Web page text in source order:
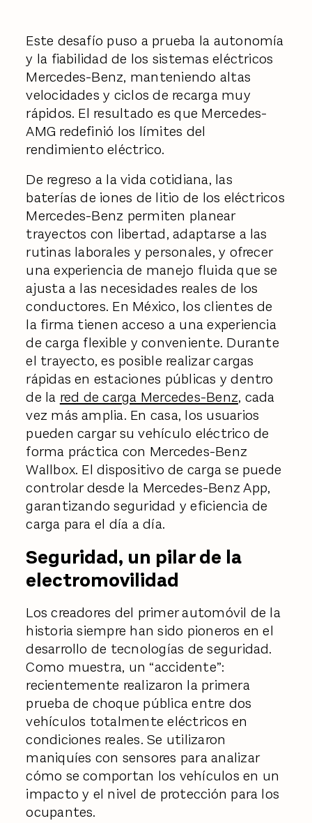
Este desafío puso a prueba la autonomía
y la fiabilidad de los sistemas eléctricos
Mercedes-Benz, manteniendo altas
velocidades y ciclos de recarga muy
rápidos. El resultado es que Mercedes-
AMG redefinió los límites del
rendimiento eléctrico.
De regreso a la vida cotidiana, las
baterías de iones de litio de los eléctricos
Mercedes-Benz permiten planear
trayectos con libertad, adaptarse a las
rutinas laborales y personales, y ofrecer
una experiencia de manejo fluida que se
ajusta a las necesidades reales de los
conductores. En México, los clientes de
la firma tienen acceso a una experiencia
de carga flexible y conveniente. Durante
el trayecto, es posible realizar cargas
rápidas en estaciones públicas y dentro
de la red de carga Mercedes-Benz, cada
vez más amplia. En casa, los usuarios
pueden cargar su vehículo eléctrico de
forma práctica con Mercedes-Benz
Wallbox. El dispositivo de carga se puede
controlar desde la Mercedes-Benz App,
garantizando seguridad y eficiencia de
carga para el día a día.
Seguridad, un pilar de la
electromovilidad
Los creadores del primer automóvil de la
historia siempre han sido pioneros en el
desarrollo de tecnologías de seguridad.
Como muestra, un “accidente”:
recientemente realizaron la primera
prueba de choque pública entre dos
vehículos totalmente eléctricos en
condiciones reales. Se utilizaron
maniquíes con sensores para analizar
cómo se comportan los vehículos en un
impacto y el nivel de protección para los
ocupantes.